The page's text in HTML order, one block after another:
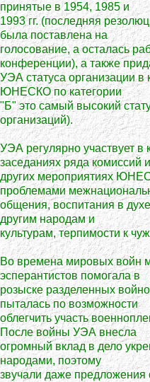
принятые в 1954, 1985 и
1993 гг. (последняя
была поставлена на
голосование, а осталась
конференции), а также
УЭА статуса организации в
ЮНЕСКО по категории
"Б" это самый высокий
организаций).
УЭА регулярно участвует
заседаниях ряда комиссий и
других мероприятиях
проблемами
общения, воспитания в
другим народам и
культурам, терпимости к
Во времена мировых войн
эсперантистов помогала в
розыске разделенных
пыталась по возможности
облегчить участь
После войны УЭА внесла
огромный вклад в дело
народами, поэтому
звучали даже предложения